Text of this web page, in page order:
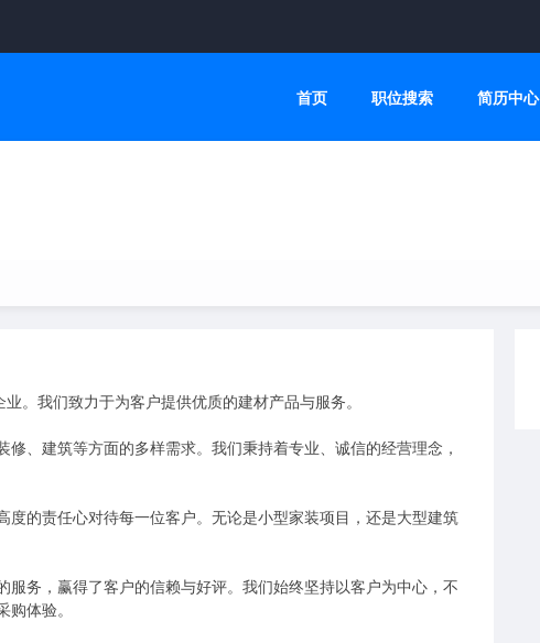
首页 职位搜索 简历中心
。我们致力于为客户提供优质的建材产品与服务。
、建筑等方面的多样需求。我们秉持着专业、诚信的经营理念，
的责任心对待每一位客户。无论是小型家装项目，还是大型建筑
务，赢得了客户的信赖与好评。我们始终坚持以客户为中心，不
体验。